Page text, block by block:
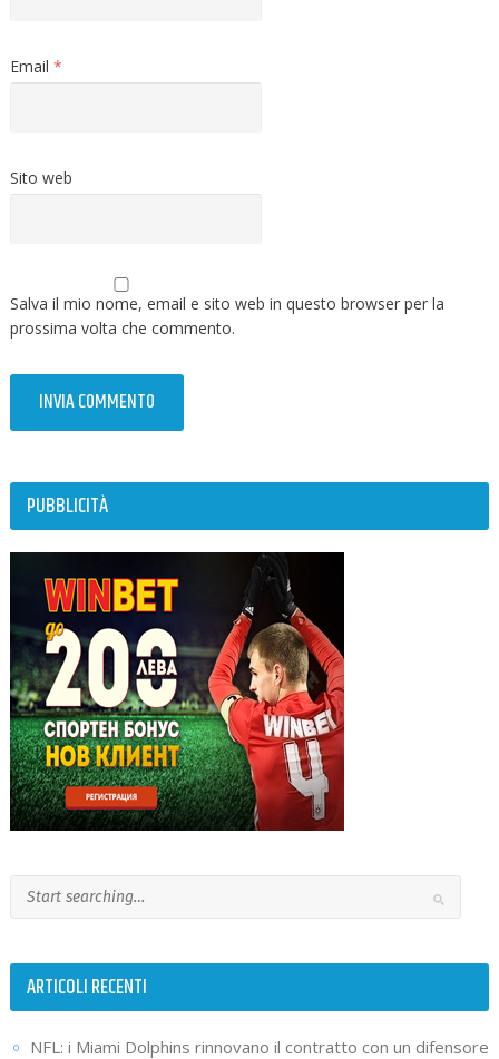
Email *
Sito web
Salva il mio nome, email e sito web in questo browser per la
prossima volta che commento.
PUBBLICITÀ
ARTICOLI RECENTI
NFL: i Miami Dolphins rinnovano il contratto con un difensore